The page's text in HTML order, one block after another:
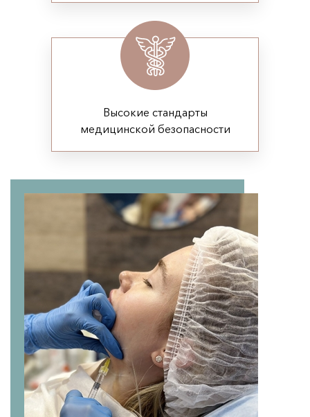
ПОПУЛЯРНО
Мезококтейль Монако
НОВИНКА
ПОПУЛЯРНО
Нитевой лифтинг
Нити Аптос (Нитевой лифтинг Аптос)
Мезонити
Дерматология
Я ХОЧУ!
Высокие стандарты
медицинской безопасности